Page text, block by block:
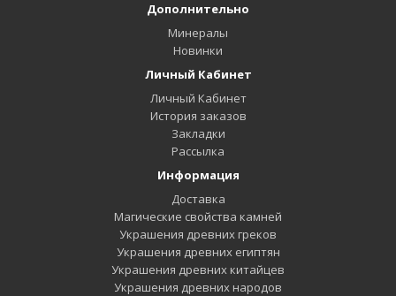
Дополнительно
Минералы
Новинки
Личный Кабинет
Личный Кабинет
История заказов
Закладки
Рассылка
Информация
Доставка
Магические свойства камней
Украшения древних греков
Украшения древних египтян
Украшения древних китайцев
Украшения древних народов